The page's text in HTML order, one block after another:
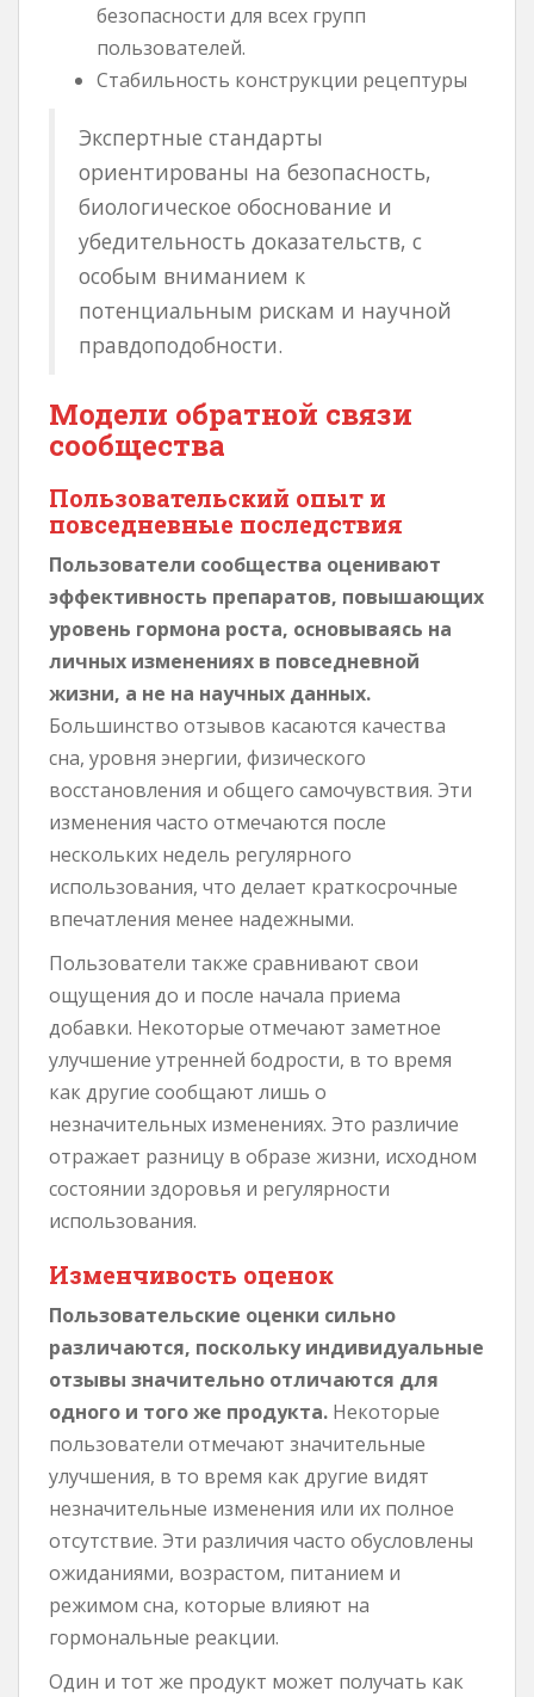
безопасности для всех групп
пользователей.
Стабильность конструкции рецептуры
Экспертные стандарты
ориентированы на безопасность,
биологическое обоснование и
убедительность доказательств, с
особым вниманием к
потенциальным рискам и научной
правдоподобности.
Модели обратной связи
сообщества
Пользовательский опыт и
повседневные последствия
Пользователи сообщества оценивают
эффективность препаратов, повышающих
уровень гормона роста, основываясь на
личных изменениях в повседневной
жизни, а не на научных данных.
Большинство отзывов касаются качества
сна, уровня энергии, физического
восстановления и общего самочувствия. Эти
изменения часто отмечаются после
нескольких недель регулярного
использования, что делает краткосрочные
впечатления менее надежными.
Пользователи также сравнивают свои
ощущения до и после начала приема
добавки. Некоторые отмечают заметное
улучшение утренней бодрости, в то время
как другие сообщают лишь о
незначительных изменениях. Это различие
отражает разницу в образе жизни, исходном
состоянии здоровья и регулярности
использования.
Изменчивость оценок
Пользовательские оценки сильно
различаются, поскольку индивидуальные
отзывы значительно отличаются для
одного и того же продукта. Некоторые
пользователи отмечают значительные
улучшения, в то время как другие видят
незначительные изменения или их полное
отсутствие. Эти различия часто обусловлены
ожиданиями, возрастом, питанием и
режимом сна, которые влияют на
гормональные реакции.
Один и тот же продукт может получать как